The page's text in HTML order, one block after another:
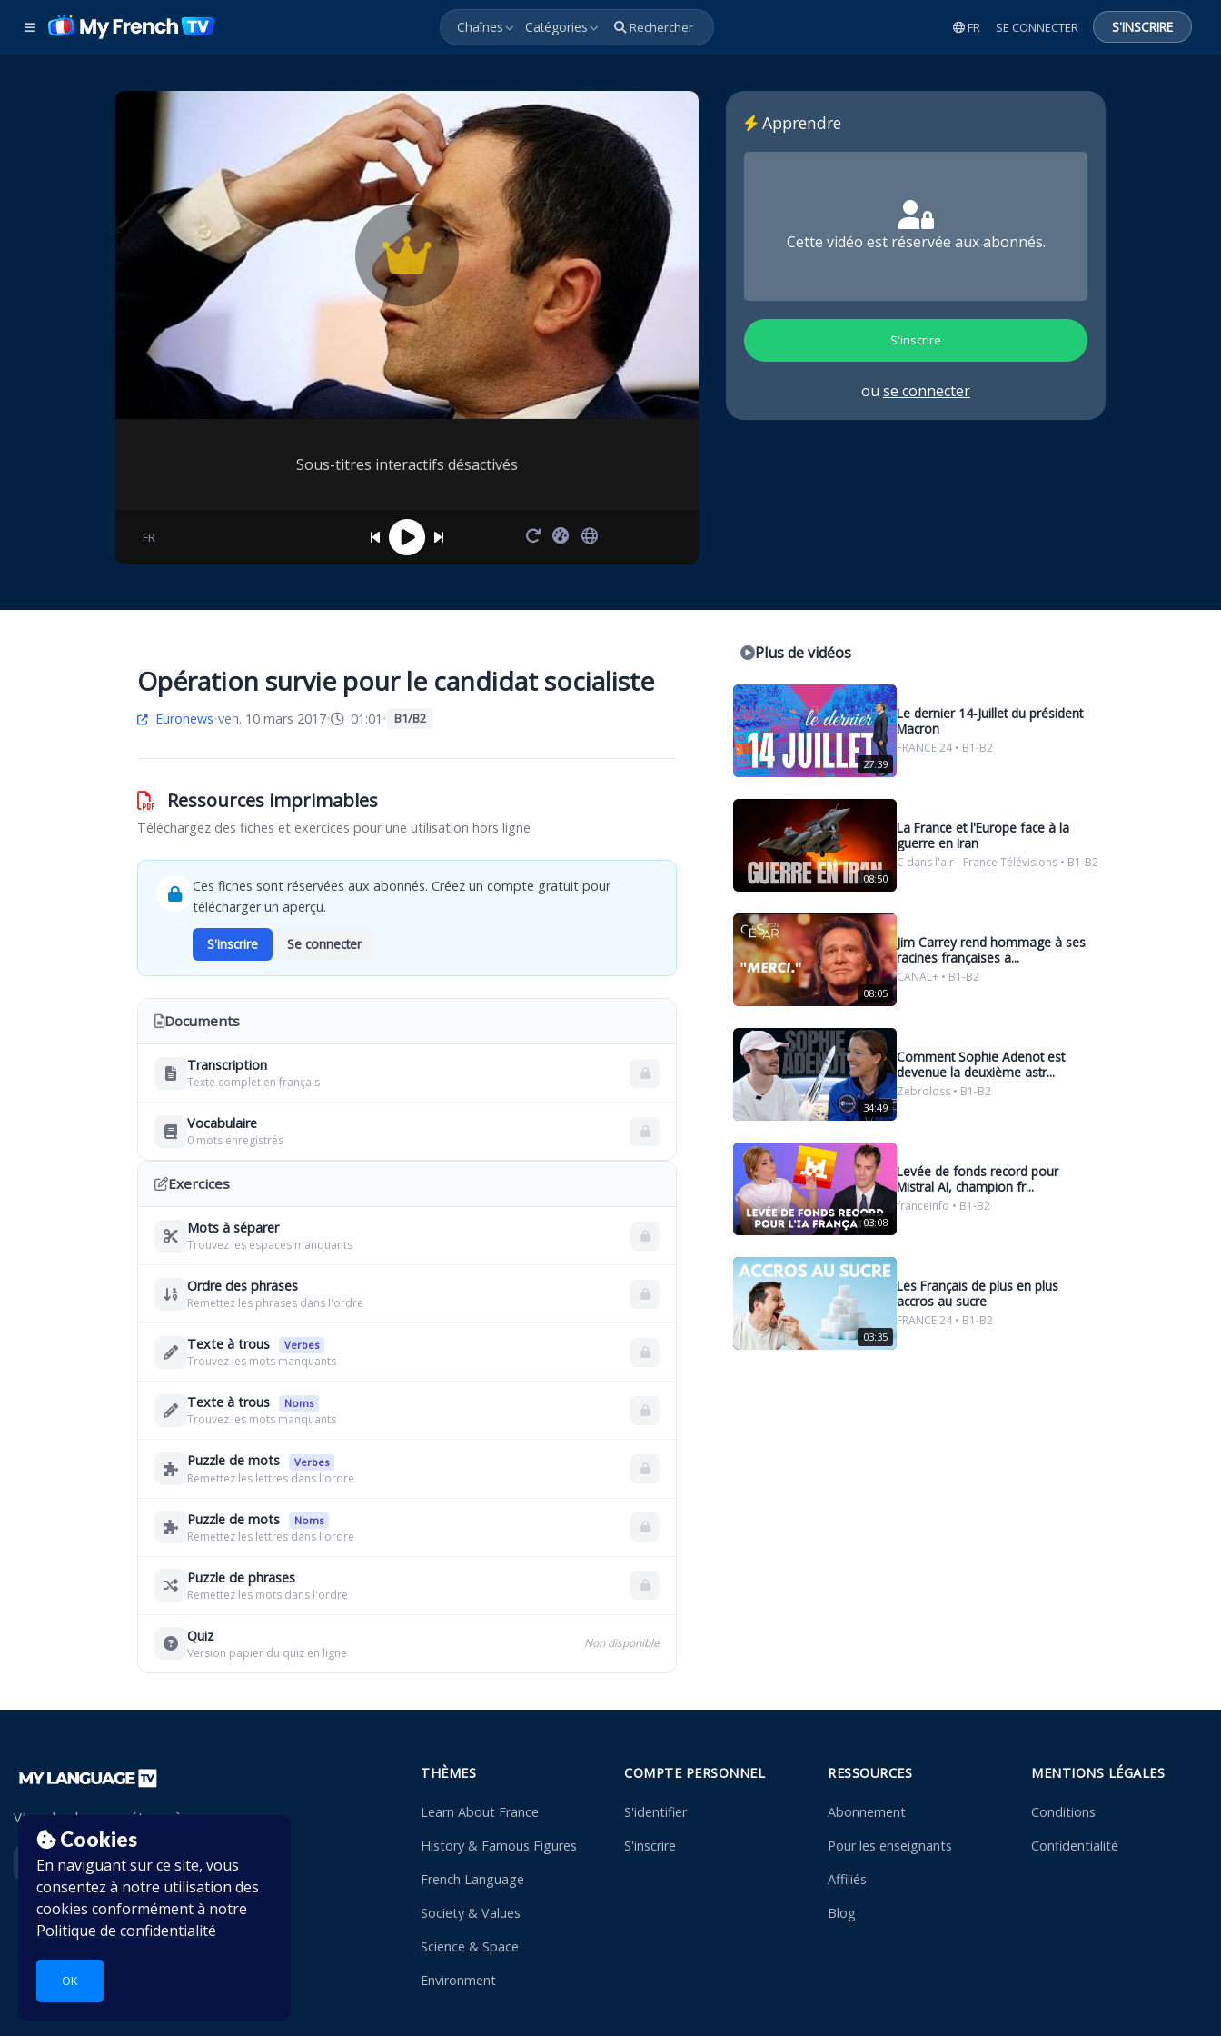
Cookies
En naviguant sur ce site, vous
consentez à notre utilisation des
cookies conformément à notre
Politique de confidentialité
OK
Chaînes Catégories Rechercher FR SE CONNECTER S'INSCRIRE
Sous-titres interactifs désactivés
FR
Apprendre
Cette vidéo est réservée aux abonnés.
S'inscrire
ou se connecter
Opération survie pour le candidat socialiste
Euronews•ven. 10 mars 2017• 01:01 • B1/B2
Ressources imprimables
Téléchargez des fiches et exercices pour une utilisation hors ligne
Ces fiches sont réservées aux abonnés. Créez un compte gratuit pour
télécharger un aperçu.
S'inscrire Se connecter
Documents
Transcription
Texte complet en français
Vocabulaire
0 mots enregistrés
Exercices
Mots à séparer
Trouvez les espaces manquants
Ordre des phrases
Remettez les phrases dans l'ordre
Texte à trous Verbes
Trouvez les mots manquants
Texte à trous Noms
Trouvez les mots manquants
Puzzle de mots Verbes
Remettez les lettres dans l'ordre
Puzzle de mots Noms
Remettez les lettres dans l'ordre
Puzzle de phrases
Remettez les mots dans l'ordre
Quiz
Version papier du quiz en ligne
Non disponible
Plus de vidéos
27:39
Le dernier 14-Juillet du président
Macron
FRANCE 24 • B1-B2
08:50
La France et l'Europe face à la
guerre en Iran
C dans l'air - France Télévisions • B1-B2
08:05
Jim Carrey rend hommage à ses
racines françaises a...
CANAL+ • B1-B2
34:49
Comment Sophie Adenot est
devenue la deuxième astr...
Zebroloss • B1-B2
03:08
Levée de fonds record pour
Mistral AI, champion fr...
franceinfo • B1-B2
03:35
Les Français de plus en plus
accros au sucre
FRANCE 24 • B1-B2
Vivez les langues étrangères.
THÈMES
Learn About France
History & Famous Figures
French Language
Society & Values
Science & Space
Environment
COMPTE PERSONNEL
S'identifier
S'inscrire
RESSOURCES
Abonnement
Pour les enseignants
Affiliés
Blog
MENTIONS LÉGALES
Conditions
Confidentialité